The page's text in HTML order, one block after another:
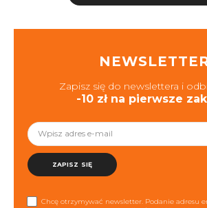
Zapisz się do newslettera i
-10 zł na pierwsze
ZAPISZ SIĘ
Chcę otrzymywać newsletter. Podanie adresu